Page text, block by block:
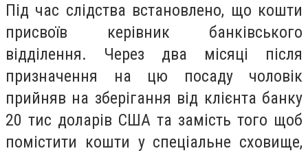
Під час слідства встановлено, що кошти
присвоїв керівник банківського
відділення. Через два місяці після
призначення на цю посаду чоловік
прийняв на зберігання від клієнта банку
20 тис доларів США та замість того щоб
помістити кошти у спеціальне сховище,